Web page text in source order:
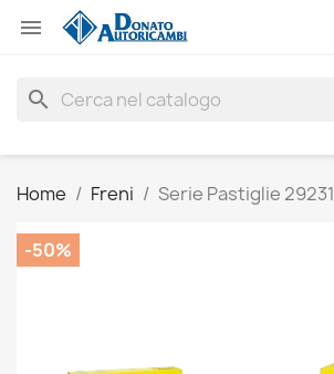

search
Home Freni Serie Pastiglie 29231
-50%